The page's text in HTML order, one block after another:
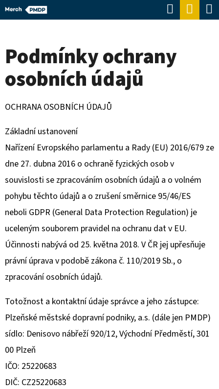
Přejít
na
Hledat
Podmínky ochrany
osobních údajů
OCHRANA OSOBNÍCH ÚDAJŮ
Základní ustanovení
Nařízení Evropského parlamentu a Rady (EU) 2016/679 ze
dne 27. dubna 2016 o ochraně fyzických osob v
souvislosti se zpracováním osobních údajů a o volném
pohybu těchto údajů a o zrušení směrnice 95/46/ES
neboli GDPR (General Data Protection Regulation) je
uceleným souborem pravidel na ochranu dat v EU.
Účinnosti nabývá od 25. května 2018. V ČR jej upřesňuje
právní úprava v podobě zákona č. 110/2019 Sb., o
zpracování osobních údajů.
Totožnost a kontaktní údaje správce a jeho zástupce:
Plzeňské městské dopravní podniky, a.s. (dále jen PMDP)
sídlo: Denisovo nábřeží 920/12, Východní Předměstí, 301
00 Plzeň
IČO: 25220683
DIČ: CZ25220683
K
O
K
Zpět
Zpět
C
O
O
T
Ř
E
B
U
J
E
T
E
N
A
J
Í
T
?